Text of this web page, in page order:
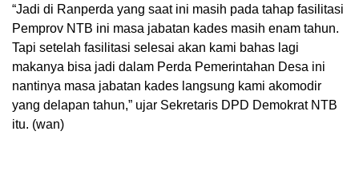
“Jadi di Ranperda yang saat ini masih pada tahap fasilitasi
Pemprov NTB ini masa jabatan kades masih enam tahun.
Tapi setelah fasilitasi selesai akan kami bahas lagi
makanya bisa jadi dalam Perda Pemerintahan Desa ini
nantinya masa jabatan kades langsung kami akomodir
yang delapan tahun,” ujar Sekretaris DPD Demokrat NTB
itu. (wan)